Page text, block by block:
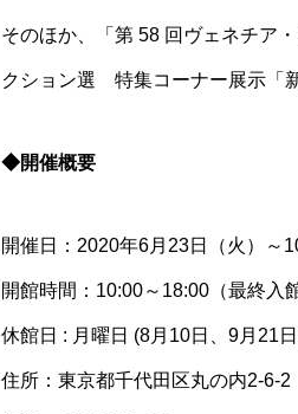
そのほか、「第 58 回ヴェネチア
クション選 特集コーナー展示「
◆開催概要
開催日：2020年6月23日（火）～
開館時間：10:00～18:00（最終入
休館日 : 月曜日 (8月10日、9月21
住所：東京都千代田区丸の内2-6-2